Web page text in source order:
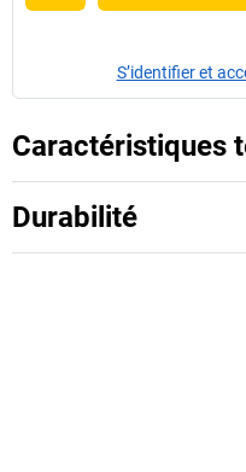
S’identifier et
Caractéristiques
Durabilité